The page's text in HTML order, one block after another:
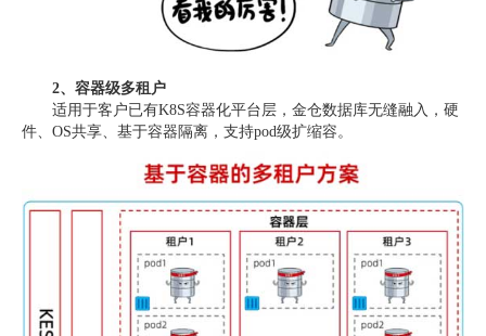
2、容器级多租户
适用于客户已有K8S容器化平台层，金仓数据库无缝融入，硬
件、OS共享、基于容器隔离，支持pod级扩缩容。